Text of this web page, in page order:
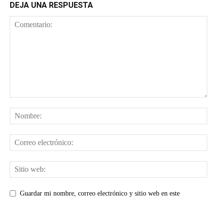
DEJA UNA RESPUESTA
Guardar mi nombre, correo electrónico y sitio web en este